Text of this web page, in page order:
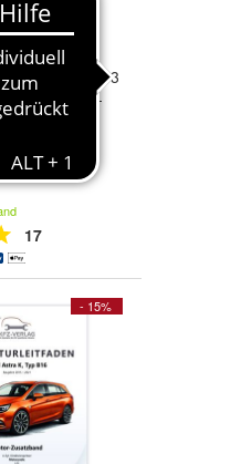
T4 1990-2003
TDI 75-
17
- 15%